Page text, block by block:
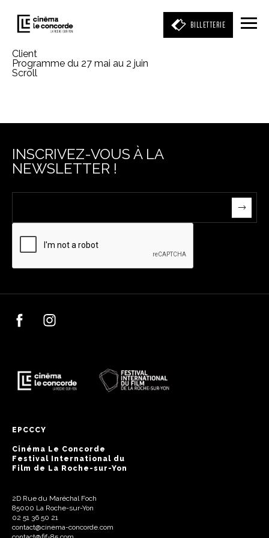
BILLETTERIE
Client
Programme du 27 mai au 2 juin
Scroll
INSCRIVEZ-VOUS À LA
NEWSLETTER !
EPCCCY
Cinéma Le Concorde
Festival International du
Film de La Roche-sur-Yon
2D Rue du Maréchal Foch
85000 La Roche-sur-Yon
02 51 36 50 21
contact@cinema-concorde.com